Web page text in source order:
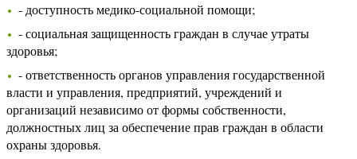
- доступность медико-социальной помощи;
- социальная защищенность граждан в случае утраты
здоровья;
- ответственность органов управления государственной
власти и управления, предприятий, учреждений и
организаций независимо от формы собственности,
должностных лиц за обеспечение прав граждан в области
охраны здоровья.